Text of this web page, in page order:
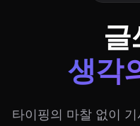
글
생각
타이핑의 마찰 없이